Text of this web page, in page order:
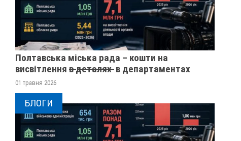
Полтавська міська рада – кошти на
висвітлення в̶ ̶д̶е̶т̶а̶л̶я̶х̶ ̶ в департаментах
01 травня 2026
БЛОГИ